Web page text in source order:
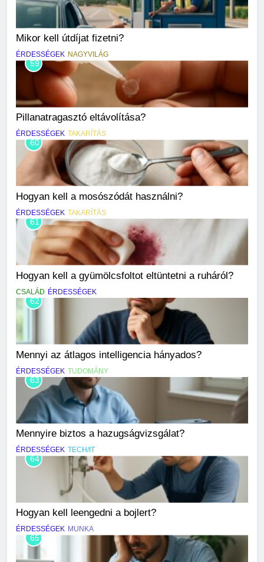
Mikor kell útdíjat fizetni?
ÉRDESSÉGEK NAGYVILÁG
59
Pillanatragasztó eltávolítása?
ÉRDESSÉGEK TAKARÍTÁS
60
Hogyan kell a mosószódát használni?
ÉRDESSÉGEK TAKARÍTÁS
61
Hogyan kell a gyümölcsfoltot eltüntetni a ruháról?
CSALÁD ÉRDESSÉGEK
62
Mennyi az átlagos intelligencia hányados?
ÉRDESSÉGEK TUDOMÁNY
63
Mennyire biztos a hazugságvizsgálat?
ÉRDESSÉGEK TECH/IT
64
Hogyan kell leengedni a bojlert?
ÉRDESSÉGEK MUNKA
65